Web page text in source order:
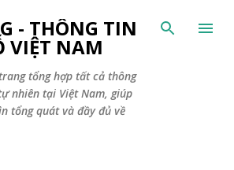
đến nội dung chính
- THÔNG TIN
VIỆT NAM
tổng hợp tất cả thông
nhiên tại Việt Nam, giúp
tổng quát và đầy đủ về